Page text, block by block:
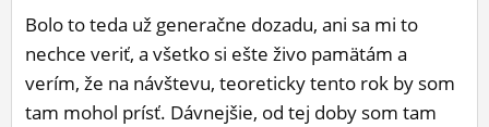
Bolo to teda už generačne dozadu, ani sa mi to
nechce veriť, a všetko si ešte živo pamätám a
verím, že na návštevu, teoreticky tento rok by som
tam mohol prísť. Dávnejšie, od tej doby som tam